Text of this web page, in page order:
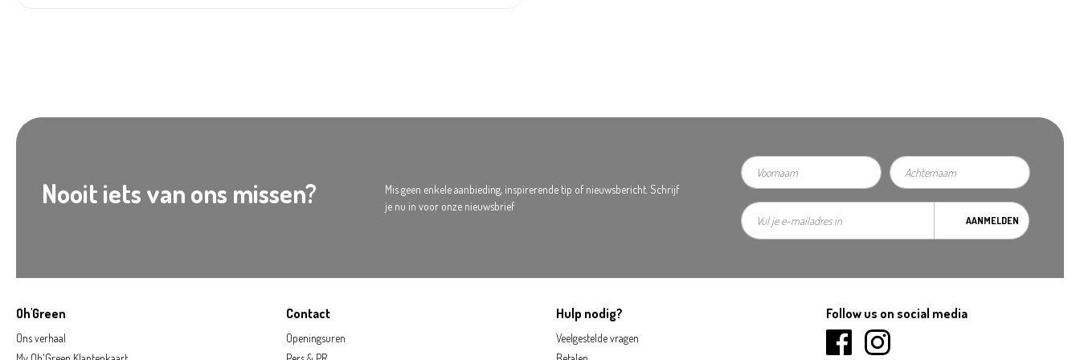
Nooit iets van ons missen?
Mis geen enkele aanbieding, inspirerende tip of nieuwsbericht. Schrijf
je nu in voor onze nieuwsbrief
AANMELDEN
Oh'Green
Ons verhaal
Contact
Openingsuren
Hulp nodig?
Veelgestelde vragen
Follow us on social media